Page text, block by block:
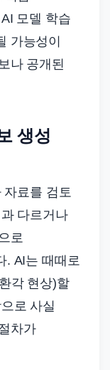
모델 학습
가능성이
나 공개된
생성
료를 검토
다르거나
로
. AI는 때때로
각 현상)할
로 사실
차가